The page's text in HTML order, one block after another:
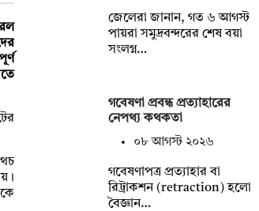
জেলেরা জানান, গত ৬ আগস্ট
পায়রা সমুদ্রবন্দরের শেষ বয়া
সংলগ্ন…
গবেষণা প্রবন্ধ প্রত্যাহারের
নেপথ্য কথকতা
০৮ আগস্ট ২০২৬
গবেষণাপত্র প্রত্যাহার বা
রিট্রাকশন (retraction) হলো
বৈজ্ঞান…